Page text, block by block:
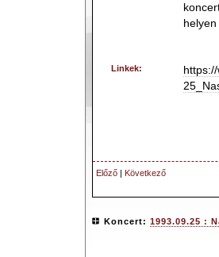
helyen
Linkek:
Előző | Következő
Koncert: 1993.09.25 :